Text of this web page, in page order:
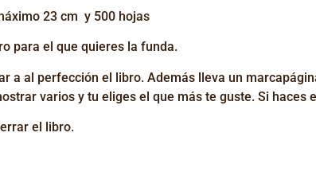
23 cm y 500 hojas
para el que quieres la funda.
a al perfección el libro. Además lleva un
varios y tu eliges el que más te guste. Si haces
el libro.